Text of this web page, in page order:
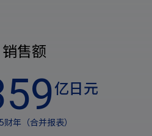
销售额
亿日元
年（合并报表）